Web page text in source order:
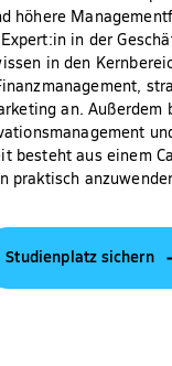
höhere
in der
in den
an. Außerdem
besteht aus einem
praktisch
Studienplatz sichern